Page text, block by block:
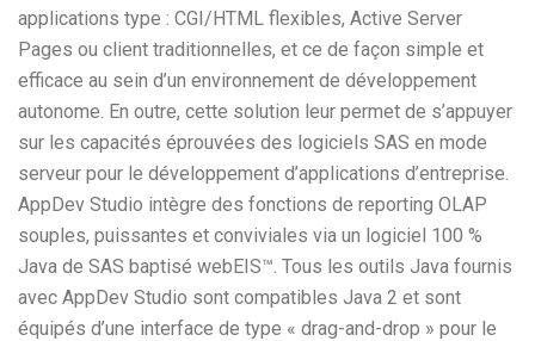
applications type : CGI/HTML flexibles, Active Server
Pages ou client traditionnelles, et ce de façon simple et
efficace au sein d’un environnement de développement
autonome. En outre, cette solution leur permet de s’appuyer
sur les capacités éprouvées des logiciels SAS en mode
serveur pour le développement d’applications d’entreprise.
AppDev Studio intègre des fonctions de reporting OLAP
souples, puissantes et conviviales via un logiciel 100 %
Java de SAS baptisé webEIS™. Tous les outils Java fournis
avec AppDev Studio sont compatibles Java 2 et sont
équipés d’une interface de type « drag-and-drop » pour le